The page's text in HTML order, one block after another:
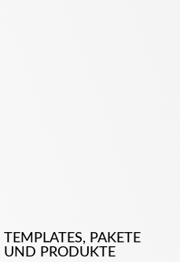
TEMPLATES, PAKETE
UND PRODUKTE